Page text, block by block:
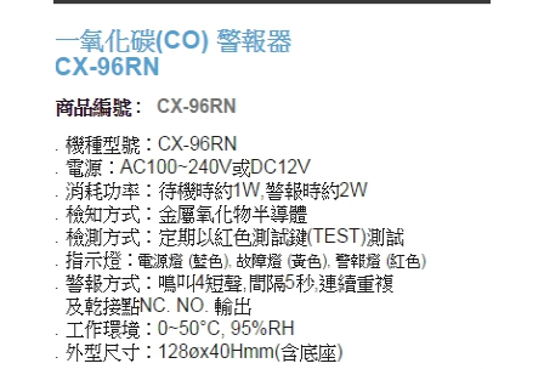
門禁系統
對講機
EDIMAX 訊舟
PSTEK 五角
ATEN
保全防盜
紅外線偵測器